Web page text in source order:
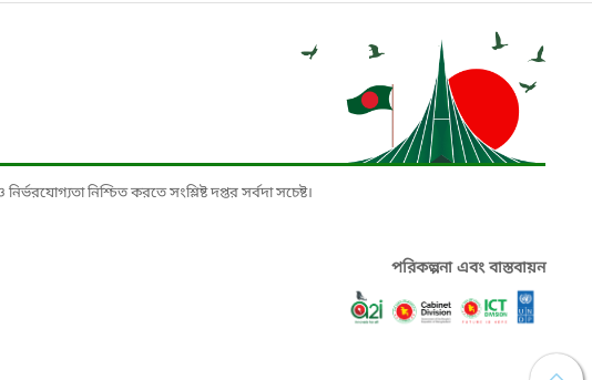
নিশ্চিত করতে সংশ্লিষ্ট দপ্তর সর্বদা সচেষ্ট।
পরিকল্পনা এবং বাস্তবায়ন